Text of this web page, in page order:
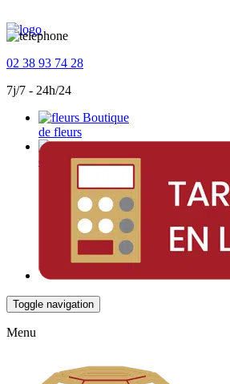
02 38 93 74 28
7j/7 - 24h/24
Boutique
de fleurs
Devis
en ligne
Toggle navigation
Menu